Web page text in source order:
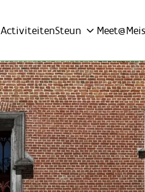
ActiviteitenSteun